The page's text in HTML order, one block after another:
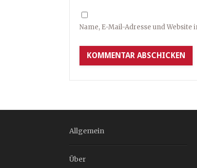
Name, E-Mail-Adresse und
Allgemein
Über